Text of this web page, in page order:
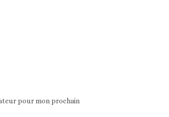
pour mon prochain